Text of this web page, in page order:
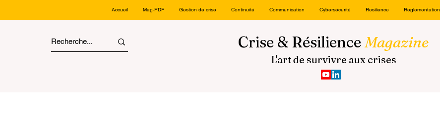
Accueil Mag-PDF Gestion de crise Continuité Communication Cybersécurité Resilience Reglementation
Crise & RésilienceMagazine
L'art de survivre aux crises